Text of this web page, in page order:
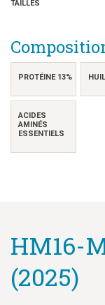
繁體中文
ไทย
TIẾNG VIỆT
INDONESIA
TAILLES
PROTÉINE 13%
ACIDES
AMINÉS
ESSENTIELS
HM16-
(2025)